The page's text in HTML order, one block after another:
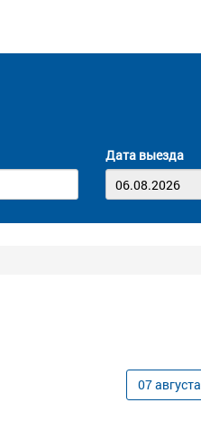
Дата выезда
07августа